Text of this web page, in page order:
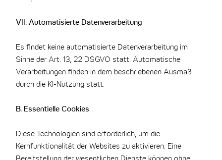
VII. Automatisierte Datenverarbeitung
Es findet keine automatisierte Datenverarbeitung im
Sinne der Art. 13, 22 DSGVO statt. Automatische
Verarbeitungen finden in dem beschriebenen Ausmaß
durch die KI-Nutzung statt.
B. Essentielle Cookies
Diese Technologien sind erforderlich, um die
Kernfunktionalität der Websites zu aktivieren. Eine